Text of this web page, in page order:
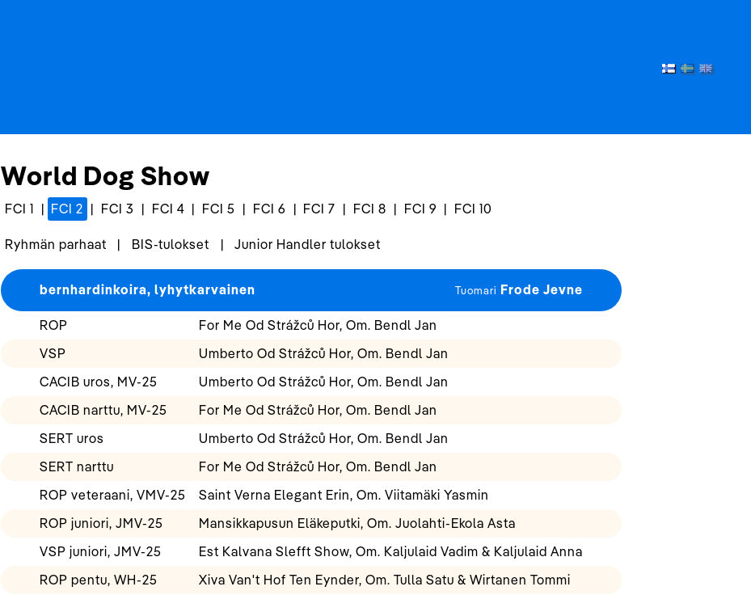
World Dog Show
FCI 1 | FCI 2 | FCI 3 | FCI 4 | FCI 5 | FCI 6 | FCI 7 | FCI 8 | FCI 9 | FCI 10
Ryhmän parhaat | BIS-tulokset | Junior Handler tulokset
bernhardinkoira, lyhytkarvainen Tuomari Frode Jevne
ROP
For Me Od Strážců Hor, Om. Bendl Jan
VSP
Umberto Od Strážců Hor, Om. Bendl Jan
CACIB uros, MV-25
Umberto Od Strážců Hor, Om. Bendl Jan
CACIB narttu, MV-25
For Me Od Strážců Hor, Om. Bendl Jan
SERT uros
Umberto Od Strážců Hor, Om. Bendl Jan
SERT narttu
For Me Od Strážců Hor, Om. Bendl Jan
ROP veteraani, VMV-25
Saint Verna Elegant Erin, Om. Viitamäki Yasmin
ROP juniori, JMV-25
Mansikkapusun Eläkeputki, Om. Juolahti-Ekola Asta
VSP juniori, JMV-25
Est Kalvana Slefft Show, Om. Kaljulaid Vadim & Kaljulaid Anna
ROP pentu, WH-25
Xiva Van't Hof Ten Eynder, Om. Tulla Satu & Wirtanen Tommi